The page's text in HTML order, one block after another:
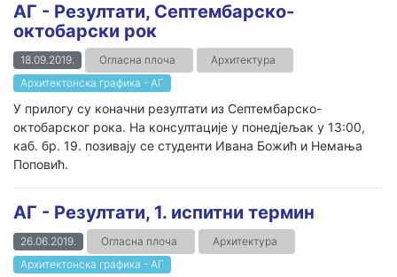
АГ - Резултати, Септембарско-
октобарски рок
18.09.2019. Огласна плоча
Архитектура
Архитектонска графика - АГ
У прилогу су коначни резултати из Септембарско-
октобарског рока. На консултације у понедјељак у 13:00,
каб. бр. 19. позивају се студенти Ивана Божић и Немања
Поповић.
АГ - Резултати, 1. испитни термин
26.06.2019. Огласна плоча
Архитектура
Архитектонска графика - АГ